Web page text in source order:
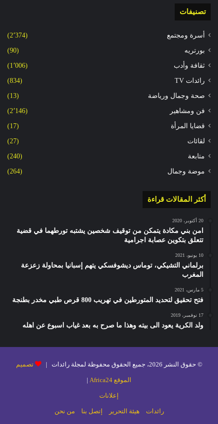
تصنيفات
أسرة ومجتمع (2٬374)
بورتريه (90)
ثقافة وأدب (1٬006)
رائدات TV (834)
صحة وجمال ورياضة (13)
فن ومشاهير (2٬146)
قضايا المرأة (17)
لقائات (27)
متابعة (240)
موضة وجمال (264)
أكثر المقالات قراءة
20 أكتوبر، 2020
امن بني مكادة يتمكن من توقيف شخصين يشتبه تورطهما في قضية
تتعلق بتكوين عصابة اجرامية
10 يونيو، 2021
برلماني التشيكي، توماس ديشوفسكي يتهم إسبانيا بمحاولة زعزعة
المغرب
5 مارس، 2021
فتح تحقيق لتحديد المتورطين في تهريب 800 قرص طبي مخدر بطنجة
17 نوفمبر، 2019
ولد الكرية يعود الى بيته وهذا ما صرح به بعد غياب اسبوع عن اهله
© حقوق النشر 2026، جميع الحقوق محفوظة لمجلة رائدات | تصميم
الموقع Africa24 |
إعلانات
رائدات هيئة التحرير إتصل بنا من نحن